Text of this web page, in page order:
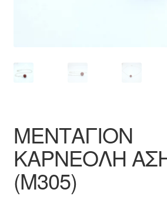
ΜΕΝΤΑΓΙΟΝ
ΚΑΡΝΕΟΛΗ
(M305)